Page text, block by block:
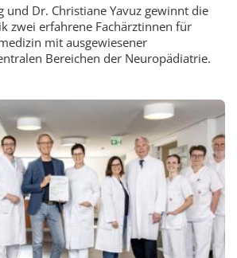
und Dr. Christiane Yavuz gewinnt die
zwei erfahrene Fachärztinnen für
mit ausgewiesener
Bereichen der Neuropädiatrie.